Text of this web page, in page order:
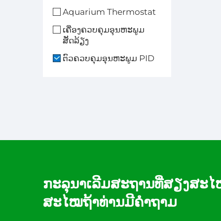
Aquarium Thermostat
ເຄື່ອງຄວບຄຸມອຸນຫະພູມ
ສັດລ້ຽງ
ຕົວຄວບຄຸມອຸນຫະພູມ PID
ກະລຸນາເລີມສະຖານທີ່ສຽງສະ
ສະໄໝຖ້າທ່ານມີຄໍາຖາມ